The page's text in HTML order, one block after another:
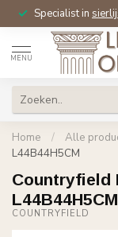
Specialist in
MENU
Home / Alle
L44B44H5CM
Countryfield
L44B44H5CM
COUNTRYFIELD